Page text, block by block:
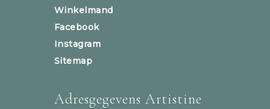
Winkelmand
Facebook
Instagram
Sitemap
Adresgegevens Artistine